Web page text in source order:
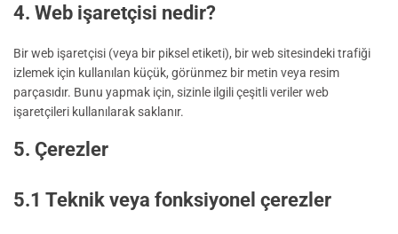
4. Web işaretçisi nedir?
Bir web işaretçisi (veya bir piksel etiketi), bir web sitesindeki trafiği
izlemek için kullanılan küçük, görünmez bir metin veya resim
parçasıdır. Bunu yapmak için, sizinle ilgili çeşitli veriler web
işaretçileri kullanılarak saklanır.
5. Çerezler
5.1 Teknik veya fonksiyonel çerezler